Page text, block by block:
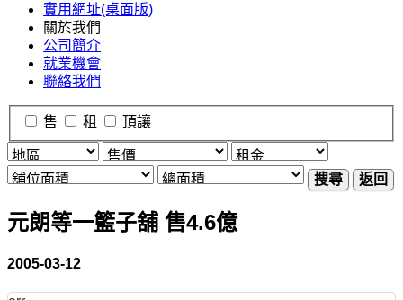
實用網址(桌面版)
關於我們
公司簡介
就業機會
聯絡我們
售 租 頂讓
搜尋 返回
元朗等一籃子舖 售4.6億
2005-03-12